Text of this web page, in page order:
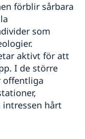
år
år
om
i Marocko
lag
förblir sårbara
som
aktivt för att
I de större
offentliga
hårt